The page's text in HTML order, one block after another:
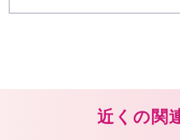
近くの関